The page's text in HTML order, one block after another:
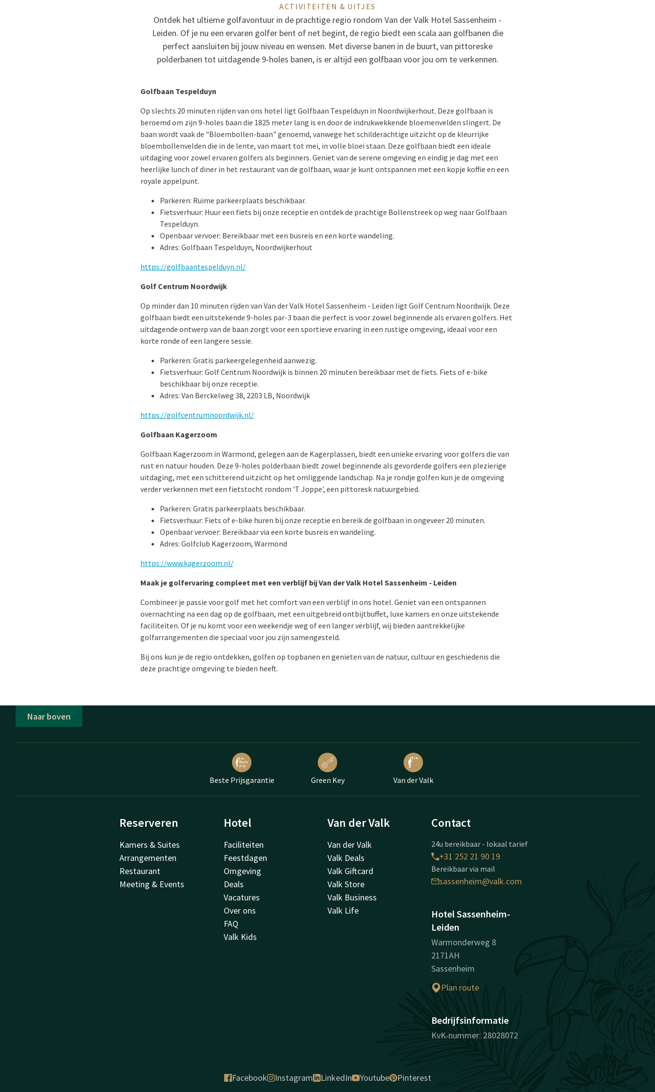
ACTIVITEITEN & UITJES
Ontdek het ultieme golfavontuur in de prachtige regio rondom Van der Valk Hotel Sassenheim -
Leiden. Of je nu een ervaren golfer bent of net begint, de regio biedt een scala aan golfbanen die
perfect aansluiten bij jouw niveau en wensen. Met diverse banen in de buurt, van pittoreske
polderbanen tot uitdagende 9-holes banen, is er altijd een golfbaan voor jou om te verkennen.
Golfbaan Tespelduyn
Op slechts 20 minuten rijden van ons hotel ligt Golfbaan Tespelduyn in Noordwijkerhout. Deze golfbaan is
beroemd om zijn 9-holes baan die 1825 meter lang is en door de indrukwekkende bloemenvelden slingert. De
baan wordt vaak de "Bloembollen-baan" genoemd, vanwege het schilderachtige uitzicht op de kleurrijke
bloembollenvelden die in de lente, van maart tot mei, in volle bloei staan. Deze golfbaan biedt een ideale
uitdaging voor zowel ervaren golfers als beginners. Geniet van de serene omgeving en eindig je dag met een
heerlijke lunch of diner in het restaurant van de golfbaan, waar je kunt ontspannen met een kopje koffie en een
royale appelpunt.
Parkeren: Ruime parkeerplaats beschikbaar.
Fietsverhuur: Huur een fiets bij onze receptie en ontdek de prachtige Bollenstreek op weg naar Golfbaan
Tespelduyn.
Openbaar vervoer: Bereikbaar met een busreis en een korte wandeling.
Adres: Golfbaan Tespelduyn, Noordwijkerhout
https://golfbaantespelduyn.nl/
Golf Centrum Noordwijk
Op minder dan 10 minuten rijden van Van der Valk Hotel Sassenheim - Leiden ligt Golf Centrum Noordwijk. Deze
golfbaan biedt een uitstekende 9-holes par-3 baan die perfect is voor zowel beginnende als ervaren golfers. Het
uitdagende ontwerp van de baan zorgt voor een sportieve ervaring in een rustige omgeving, ideaal voor een
korte ronde of een langere sessie.
Parkeren: Gratis parkeergelegenheid aanwezig.
Fietsverhuur: Golf Centrum Noordwijk is binnen 20 minuten bereikbaar met de fiets. Fiets of e-bike
beschikbaar bij onze receptie.
Adres: Van Berckelweg 38, 2203 LB, Noordwijk
https://golfcentrumnoordwijk.nl/
Golfbaan Kagerzoom
Golfbaan Kagerzoom in Warmond, gelegen aan de Kagerplassen, biedt een unieke ervaring voor golfers die van
rust en natuur houden. Deze 9-holes polderbaan biedt zowel beginnende als gevorderde golfers een plezierige
uitdaging, met een schitterend uitzicht op het omliggende landschap. Na je rondje golfen kun je de omgeving
verder verkennen met een fietstocht rondom 'T Joppe', een pittoresk natuurgebied.
Parkeren: Gratis parkeerplaats beschikbaar.
Fietsverhuur: Fiets of e-bike huren bij onze receptie en bereik de golfbaan in ongeveer 20 minuten.
Openbaar vervoer: Bereikbaar via een korte busreis en wandeling.
Adres: Golfclub Kagerzoom, Warmond
https://www.kagerzoom.nl/
Maak je golfervaring compleet met een verblijf bij Van der Valk Hotel Sassenheim - Leiden
Combineer je passie voor golf met het comfort van een verblijf in ons hotel. Geniet van een ontspannen
overnachting na een dag op de golfbaan, met een uitgebreid ontbijtbuffet, luxe kamers en onze uitstekende
faciliteiten. Of je nu komt voor een weekendje weg of een langer verblijf, wij bieden aantrekkelijke
golfarrangementen die speciaal voor jou zijn samengesteld.
Bij ons kun je de regio ontdekken, golfen op topbanen en genieten van de natuur, cultuur en geschiedenis die
deze prachtige omgeving te bieden heeft.
Naar boven
Beste Prijsgarantie Green Key Van der Valk
Reserveren
Kamers & Suites
Arrangementen
Restaurant
Meeting & Events
Hotel
Faciliteiten
Feestdagen
Omgeving
Deals
Vacatures
Over ons
FAQ
Valk Kids
Van der Valk
Van der Valk
Valk Deals
Valk Giftcard
Valk Store
Valk Business
Valk Life
Contact
24u bereikbaar - lokaal tarief
+31 252 21 90 19
Bereikbaar via mail
sassenheim@valk.com
Hotel Sassenheim-
Leiden
Warmonderweg 8
2171AH
Sassenheim
Plan route
Bedrijfsinformatie
KvK-nummer: 28028072
Facebook Instagram LinkedIn Youtube Pinterest